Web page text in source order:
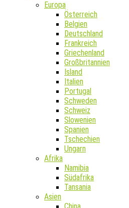
Europa
Österreich
Belgien
Deutschland
Frankreich
Griechenland
Großbritannien
Island
Italien
Portugal
Schweden
Schweiz
Slowenien
Spanien
Tschechien
Ungarn
Afrika
Namibia
Südafrika
Tansania
Asien